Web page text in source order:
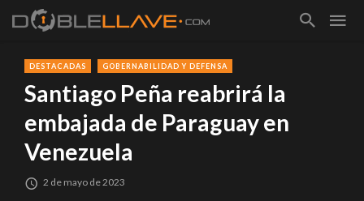
DESTACADAS GOBERNABILIDAD Y DEFENSA
Santiago Peña reabrirá la
embajada de Paraguay en
Venezuela
2 de mayo de 2023